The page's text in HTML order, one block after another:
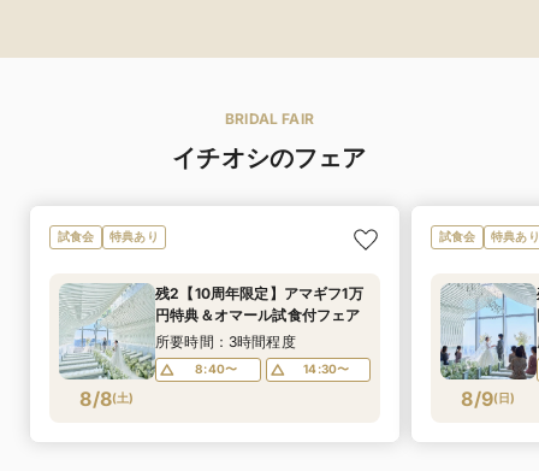
BRIDAL FAIR
イチオシのフェア
試食会 特典あり
8/8(土)
残2【10周年限定】アマギフ1万
円特典＆オマール試食付フェア
所要時間：3時間程度
8:40〜 14:30〜
試食会 特典あり
8/9(日)